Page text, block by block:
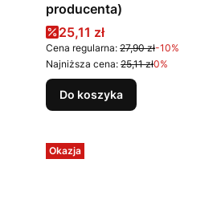
producenta)
Cena promocyjna
25,11 zł
Cena regularna: 27,90 zł-10%
Najniższa cena: 25,11 zł0%
Do koszyka
Okazja